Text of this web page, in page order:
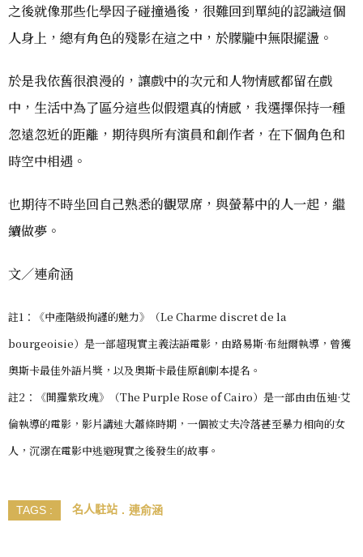
之後就像那些化學因子碰撞過後，很難回到單純的認識這個
人身上，總有角色的殘影在這之中，於朦朧中無限擺盪。
於是我依舊很浪漫的，讓戲中的次元和人物情感都留在戲
中，生活中為了區分這些似假還真的情感，我選擇保持一種
忽遠忽近的距離，期待與所有演員和創作者，在下個角色和
時空中相遇。
也期待不時坐回自己熟悉的觀眾席，與螢幕中的人一起，繼
續做夢。
文／連俞涵
註1：《中產階級拘謹的魅力》（Le Charme discret de la
bourgeoisie）是一部超現實主義法語電影，由路易斯·布紐爾執導，曾獲
奧斯卡最佳外語片獎，以及奧斯卡最佳原創劇本提名。
註2：《開羅紫玫瑰》（The Purple Rose of Cairo）是一部由由伍迪·艾
倫執導的電影，影片講述大蕭條時期，一個被丈夫冷落甚至暴力相向的女
人，沉溺在電影中逃避現實之後發生的故事。
TAGS : 名人駐站 連俞涵